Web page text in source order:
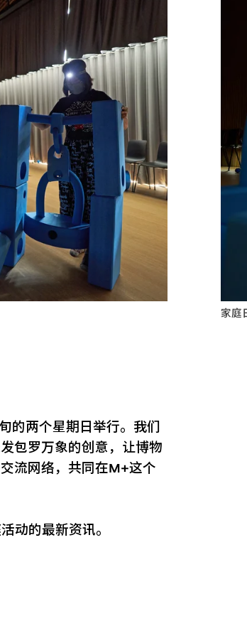
家庭
的两个星期日举行。我们
包罗万象的创意，让博物
流网络，共同在M+这个
动的最新资讯。